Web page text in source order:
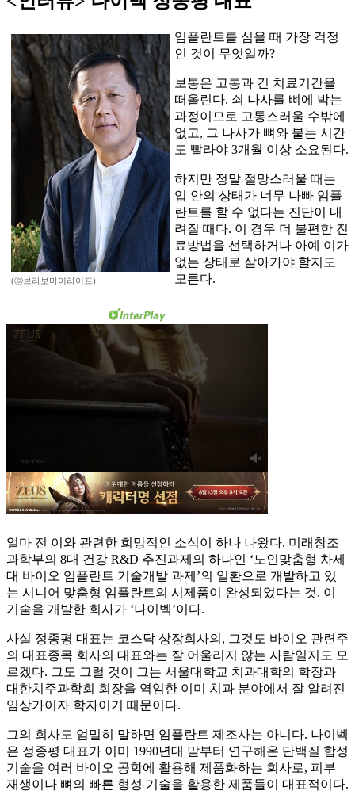
(ⓒ브라보마이라이프)
임플란트를 심을 때 가장 걱정
인 것이 무엇일까?
보통은 고통과 긴 치료기간을
떠올린다. 쇠 나사를 뼈에 박는
과정이므로 고통스러울 수밖에
없고, 그 나사가 뼈와 붙는 시간
도 빨라야 3개월 이상 소요된다.
하지만 정말 절망스러울 때는
입 안의 상태가 너무 나빠 임플
란트를 할 수 없다는 진단이 내
려질 때다. 이 경우 더 불편한 진
료방법을 선택하거나 아예 이가
없는 상태로 살아가야 할지도
모른다.
얼마 전 이와 관련한 희망적인 소식이 하나 나왔다. 미래창조
과학부의 8대 건강 R&D 추진과제의 하나인 ‘노인맞춤형 차세
대 바이오 임플란트 기술개발 과제’의 일환으로 개발하고 있
는 시니어 맞춤형 임플란트의 시제품이 완성되었다는 것. 이
기술을 개발한 회사가 ‘나이벡’이다.
사실 정종평 대표는 코스닥 상장회사의, 그것도 바이오 관련주
의 대표종목 회사의 대표와는 잘 어울리지 않는 사람일지도 모
르겠다. 그도 그럴 것이 그는 서울대학교 치과대학의 학장과
대한치주과학회 회장을 역임한 이미 치과 분야에서 잘 알려진
임상가이자 학자이기 때문이다.
그의 회사도 엄밀히 말하면 임플란트 제조사는 아니다. 나이벡
은 정종평 대표가 이미 1990년대 말부터 연구해온 단백질 합성
기술을 여러 바이오 공학에 활용해 제품화하는 회사로, 피부
재생이나 뼈의 빠른 형성 기술을 활용한 제품들이 대표적이다.